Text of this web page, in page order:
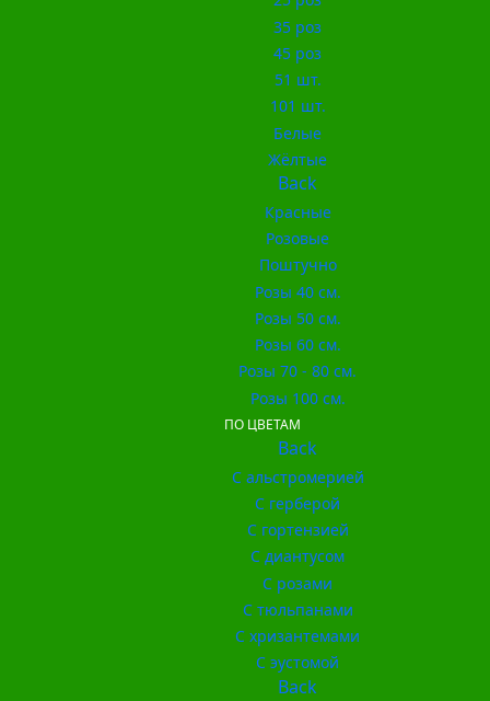
35 роз
45 роз
51 шт.
101 шт.
Белые
Жёлтые
Back
Красные
Розовые
Поштучно
Розы 40 см.
Розы 50 см.
Розы 60 см.
Розы 70 - 80 см.
Розы 100 см.
ПО ЦВЕТАМ
Back
С альстромерией
С герберой
С гортензией
С диантусом
С розами
С тюльпанами
С хризантемами
С эустомой
Back